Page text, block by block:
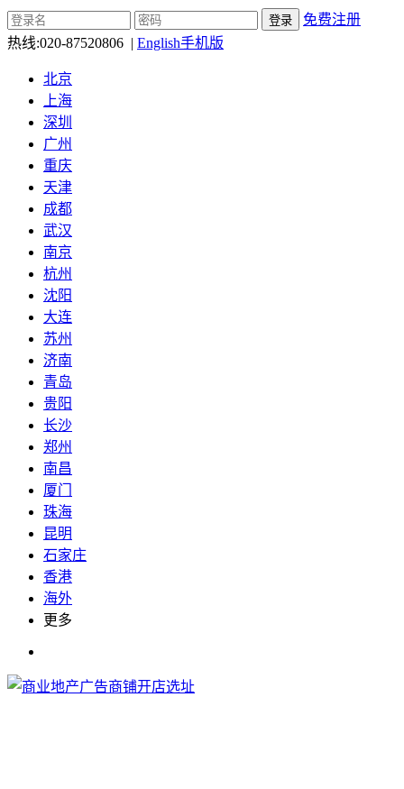
免费注册
热线:020-87520806 | English手机版
北京
上海
深圳
广州
重庆
天津
成都
武汉
南京
杭州
沈阳
大连
苏州
济南
青岛
贵阳
长沙
郑州
南昌
厦门
珠海
昆明
石家庄
香港
海外
更多